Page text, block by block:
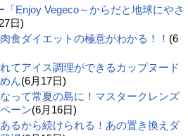
「Enjoy Vegeco～からだと地球にやさ
日)
食ダイエットの極意がわかる！！ (6
てアイス調理ができるカップヌード
ん(6月17日)
って常夏の島に！マスタークレンズ
ーン(6月16日)
るから続けられる！あの置き換えダ